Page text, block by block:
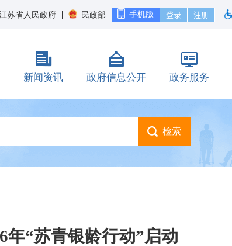
手机版
苏省人民政府 民政部
新闻资讯 政府信息公开 政务服务
年“苏青银龄行动”启动